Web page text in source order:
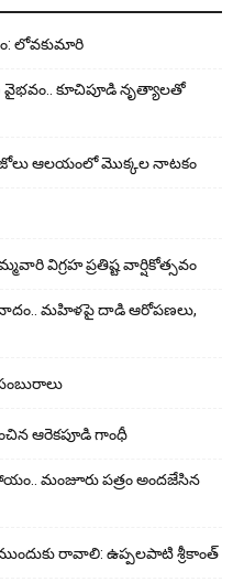
లోవ‌కుమారి
వైభవం.. కూచిపూడి నృత్యాలతో
ఆలయంలో మొక్కల నాటకం
విగ్రహ ప్రతిష్ట వార్షికోత్సవం
మహిళపై దాడి ఆరోపణలు,
ఆరెకపూడి గాంధీ
మంజూరు పత్రం అందజేసిన
రావాలి: ఉప్పలపాటి శ్రీకాంత్